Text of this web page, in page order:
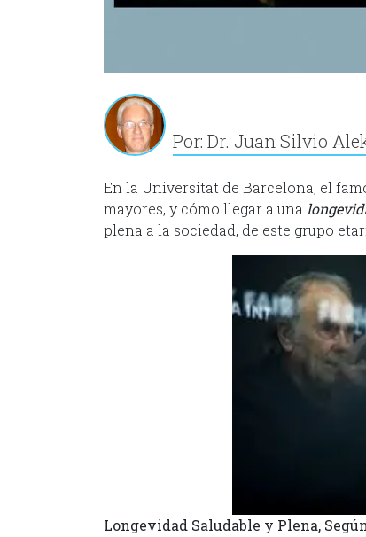
Por: Dr. Juan Silvio
En la Universitat de Barcelona, el
mayores, y cómo llegar a una
plena a la sociedad, de este grupo
Longevidad Saludable y Plena,